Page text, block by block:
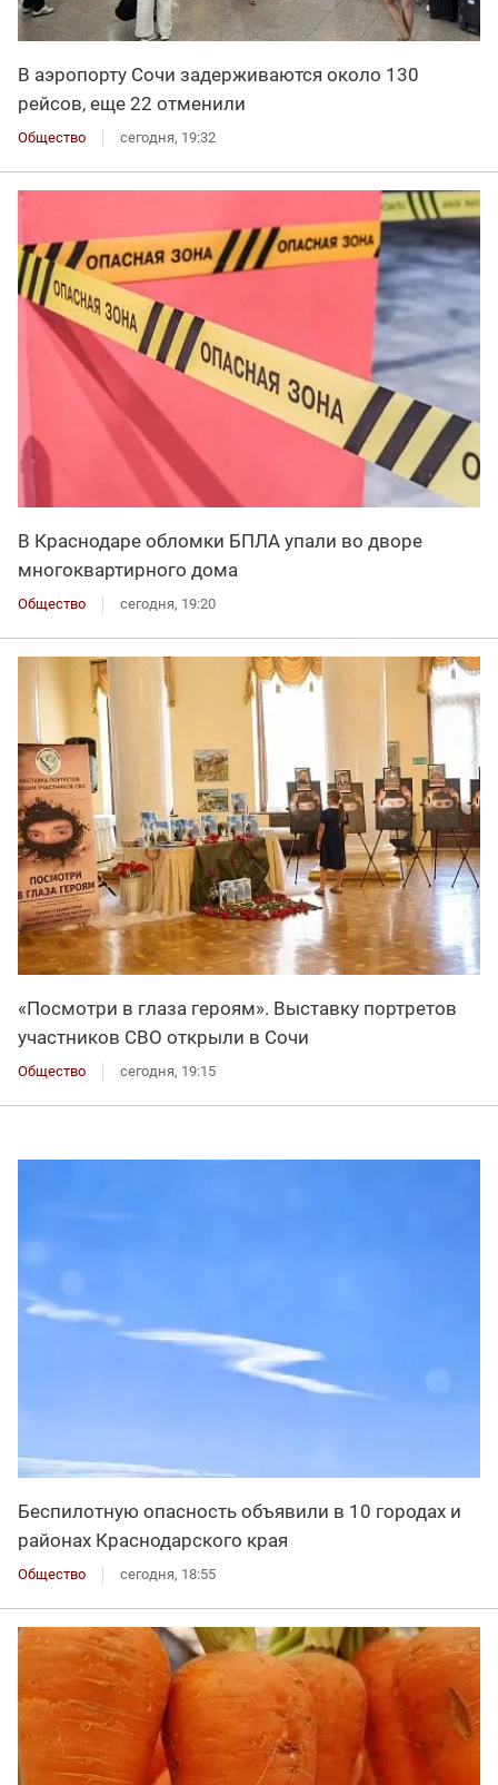
В аэропорту Сочи задерживаются около 130
рейсов, еще 22 отменили
Общество сегодня, 19:32
В Краснодаре обломки БПЛА упали во дворе
многоквартирного дома
Общество сегодня, 19:20
«Посмотри в глаза героям». Выставку портретов
участников СВО открыли в Сочи
Общество сегодня, 19:15
Беспилотную опасность объявили в 10 городах и
районах Краснодарского края
Общество сегодня, 18:55